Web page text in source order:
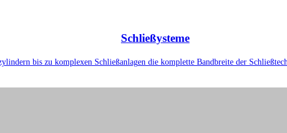
Schließysteme
bis zu komplexen Schließanlagen die komplette Bandbreite der